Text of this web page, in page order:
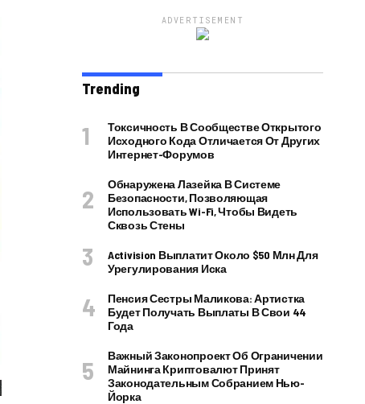
ADVERTISEMENT
Trending
Токсичность В Сообществе Открытого
Исходного Кода Отличается От Других
Интернет-Форумов
Обнаружена Лазейка В Системе
Безопасности, Позволяющая
Использовать Wi-Fi, Чтобы Видеть
Сквозь Стены
Activision Выплатит Около $50 Млн Для
Урегулирования Иска
Пенсия Сестры Маликова: Артистка
Будет Получать Выплаты В Свои 44
Года
Важный Законопроект Об Ограничении
Майнинга Криптовалют Принят
Законодательным Собранием Нью-
Йорка